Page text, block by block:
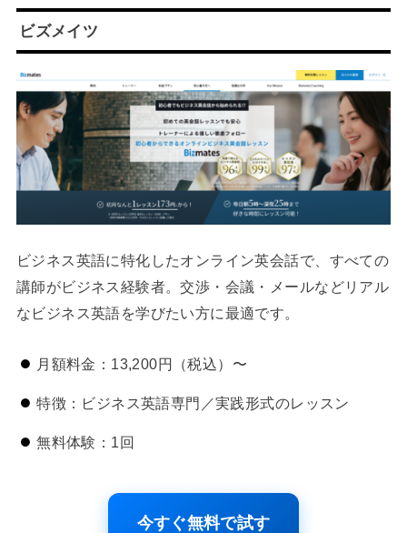
ビズメイツ
ビジネス英語に特化したオンライン英会話で、すべての
講師がビジネス経験者。交渉・会議・メールなどリアル
なビジネス英語を学びたい方に最適です。
月額料金：13,200円（税込）〜
特徴：ビジネス英語専門／実践形式のレッスン
無料体験：1回
今すぐ無料で試す